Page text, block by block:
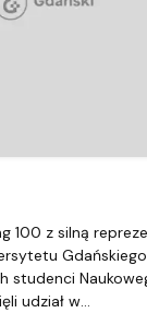
100 z silną
studenci
udział w…